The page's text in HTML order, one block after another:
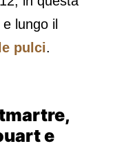
lungo il
pulci.
e